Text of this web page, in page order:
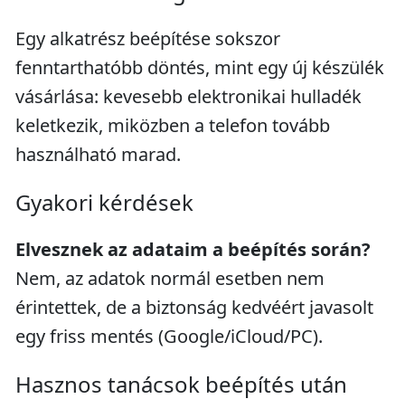
Egy alkatrész beépítése sokszor
fenntarthatóbb döntés, mint egy új készülék
vásárlása: kevesebb elektronikai hulladék
keletkezik, miközben a telefon tovább
használható marad.
Gyakori kérdések
Elvesznek az adataim a beépítés során?
Nem, az adatok normál esetben nem
érintettek, de a biztonság kedvéért javasolt
egy friss mentés (Google/iCloud/PC).
Hasznos tanácsok beépítés után